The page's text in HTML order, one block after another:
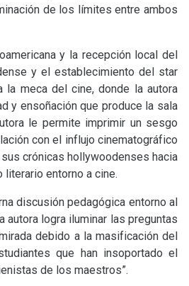
de los límites entre ambos
y la recepción local del
y el establecimiento del star
meca del cine, donde la autora
y ensoñación que produce la sala
le permite imprimir un sesgo
con el influjo cinematográfico
crónicas hollywoodenses hacia
entorno a cine.
discusión pedagógica entorno al
logra iluminar las preguntas
debido a la masificación del
que han insoportado el
de los maestros”.